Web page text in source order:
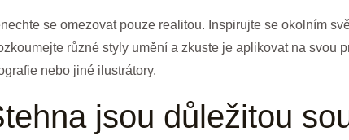
se omezovat pouze realitou. Inspirujte se okolním
různé styly umění a zkuste je aplikovat na svou
nebo jiné ilustrátory.
jsou důležitou